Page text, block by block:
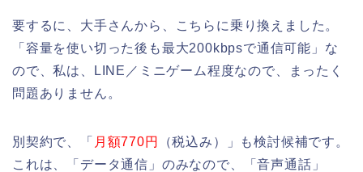
要するに、大手さんから、こちらに乗り換えました。
「容量を使い切った後も最大200kbpsで通信可能」な
ので、私は、LINE／ミニゲーム程度なので、まったく
問題ありません。
別契約で、「 月額770円
（税込み）」も検討候補です。
これは、「データ通信」のみなので、「音声通話」